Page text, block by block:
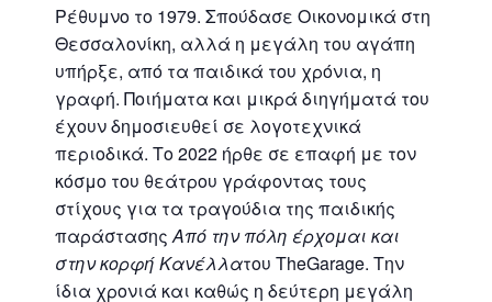
Ρέθυμνο το 1979. Σπούδασε Οικονομικά στη
Θεσσαλονίκη, αλλά η μεγάλη του αγάπη
υπήρξε, από τα παιδικά του χρόνια, η
γραφή. Ποιήματα και μικρά διηγήματά του
έχουν δημοσιευθεί σε λογοτεχνικά
περιοδικά. Το 2022 ήρθε σε επαφή με τον
κόσμο του θεάτρου γράφοντας τους
στίχους για τα τραγούδια της παιδικής
παράστασηςΑπό την πόλη έρχομαι και
στην κορφή Κανέλλατου TheGarage. Την
ίδια χρονιά και καθώς η δεύτερη μεγάλη